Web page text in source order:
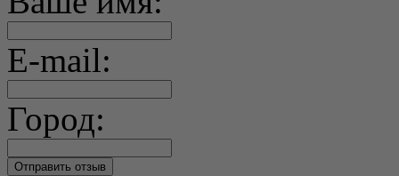
E-mail:
Город: